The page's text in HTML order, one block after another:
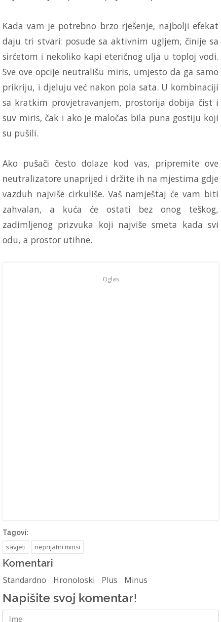
Kada vam je potrebno brzo rješenje, najbolji efekat
daju tri stvari: posude sa aktivnim ugljem, činije sa
sirćetom i nekoliko kapi eteričnog ulja u toploj vodi.
Sve ove opcije neutrališu miris, umjesto da ga samo
prikriju, i djeluju već nakon pola sata. U kombinaciji
sa kratkim provjetravanjem, prostorija dobija čist i
suv miris, čak i ako je maločas bila puna gostiju koji
su pušili.
Ako pušači često dolaze kod vas, pripremite ove
neutralizatore unaprijed i držite ih na mjestima gdje
vazduh najviše cirkuliše. Vaš namještaj će vam biti
zahvalan, a kuća će ostati bez onog teškog,
zadimljenog prizvuka koji najviše smeta kada svi
odu, a prostor utihne.
Oglas
Tagovi:
savjeti neprijatni mirisi
Komentari
Standardno Hronoloski Plus Minus
Napišite svoj komentar!